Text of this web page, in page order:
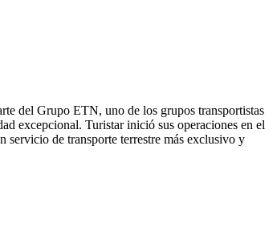
del Grupo ETN, uno de los grupos transportistas
excepcional. Turistar inició sus operaciones en el
de transporte terrestre más exclusivo y